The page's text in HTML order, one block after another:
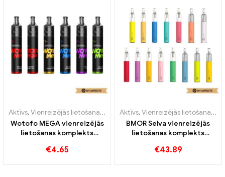
Aktīvs,Vienreizējās lietošanas e-cigarete ar nikotīnu ,Vienreizējās
Wotofo MEGA vienreizējās
lietošanas komplekts
vairumtirdzniecība丨
€4.65
Aktīvs,Vienreizējās lietošanas e-cigarete ar nikotīnu
BMOR Selva vienreizējās
lietošanas komplekts
vairumtirdzniecība丨
€43.89